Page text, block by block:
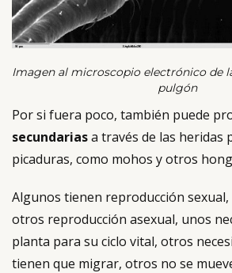
Imagen al microscopio electrónico de
pulgón
Por si fuera poco, también puede
secundariasa través de las heridas
picaduras, como mohos y otros
Algunos tienen reproducción sexual,
otros reproducción asexual, unos
planta para su ciclo vital, otros
tienen que migrar, otros no se